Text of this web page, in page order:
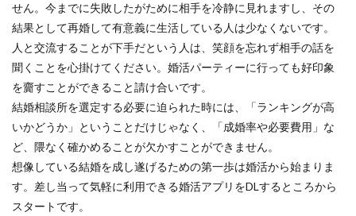
せん。今までに失敗したがために相手を冷静に見れますし、その
結果として再婚して有意義に生活している人は少なくないです。
人と交流することが下手だという人は、笑顔を忘れず相手の話を
聞くことを心掛けてください。婚活パーティーに行っても好印象
を齎すことができること請け合いです。
結婚相談所を選定する必要に迫られた時には、「ランキングが高
いかどうか」ということだけじゃなく、「成婚率や必要費用」な
ど、隈なく確かめることが欠かすことができません。
想像している結婚を成し遂げるための第一歩は婚活から始まりま
す。差し当って気軽に利用できる婚活アプリをDLするところから
スタートです。